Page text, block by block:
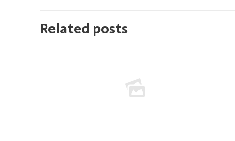
Related posts